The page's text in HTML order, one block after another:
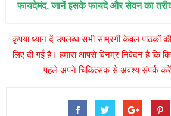
फायदेमंद, जानें इसके फायदे और सेवन का
कृपया ध्यान दें उपलब्ध सभी साम्रगी केवल पाठकों
लिए दी गई है। हमारा आपसे विनम्र निवेदन है कि
पहले अपने चिकित्सक से अवश्य संपर्क